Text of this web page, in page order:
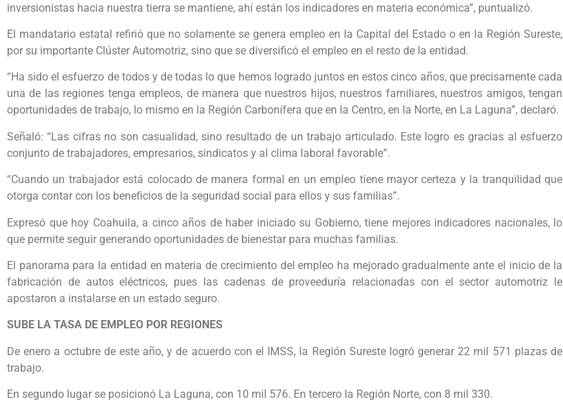
inversionistas hacia nuestra tierra se mantiene, ahí están los indicadores en materia económica”, puntualizó.
El mandatario estatal refirió que no solamente se genera empleo en la Capital del Estado o en la Región Sureste,
por su importante Clúster Automotriz, sino que se diversificó el empleo en el resto de la entidad.
“Ha sido el esfuerzo de todos y de todas lo que hemos logrado juntos en estos cinco años, que precisamente cada
una de las regiones tenga empleos, de manera que nuestros hijos, nuestros familiares, nuestros amigos, tengan
oportunidades de trabajo, lo mismo en la Región Carbonífera que en la Centro, en la Norte, en La Laguna”, declaró.
Señaló: “Las cifras no son casualidad, sino resultado de un trabajo articulado. Este logro es gracias al esfuerzo
conjunto de trabajadores, empresarios, sindicatos y al clima laboral favorable”.
“Cuando un trabajador está colocado de manera formal en un empleo tiene mayor certeza y la tranquilidad que
otorga contar con los beneficios de la seguridad social para ellos y sus familias”.
Expresó que hoy Coahuila, a cinco años de haber iniciado su Gobierno, tiene mejores indicadores nacionales, lo
que permite seguir generando oportunidades de bienestar para muchas familias.
El panorama para la entidad en materia de crecimiento del empleo ha mejorado gradualmente ante el inicio de la
fabricación de autos eléctricos, pues las cadenas de proveeduría relacionadas con el sector automotriz le
apostaron a instalarse en un estado seguro.
SUBE LA TASA DE EMPLEO POR REGIONES
De enero a octubre de este año, y de acuerdo con el IMSS, la Región Sureste logró generar 22 mil 571 plazas de
trabajo.
En segundo lugar se posicionó La Laguna, con 10 mil 576. En tercero la Región Norte, con 8 mil 330.